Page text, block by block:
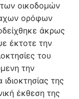
οικοδομών
ορόφων
άκρως
έκτοτε την
του
την
της
έκθεση της